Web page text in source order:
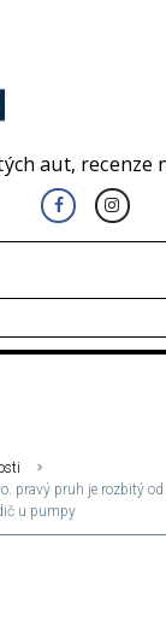
aut, recenze
pravý pruh je rozbitý
u pumpy